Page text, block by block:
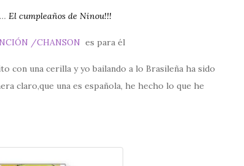
El cumpleaños de Ninou!!!
/CHANSON es para él
con una cerilla y yo bailando a lo Brasileña ha sido
claro,que una es española, he hecho lo que he